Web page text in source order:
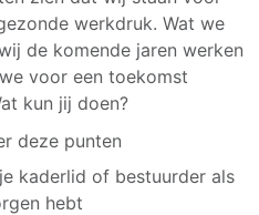
voorwaarden als bij een
of
op-een vervanging
in de kantine komen en
op digitale
werkdruk. Wat we
de komende jaren werken
voor een toekomst
kun jij doen?
deze punten
kaderlid of bestuurder als
hebt